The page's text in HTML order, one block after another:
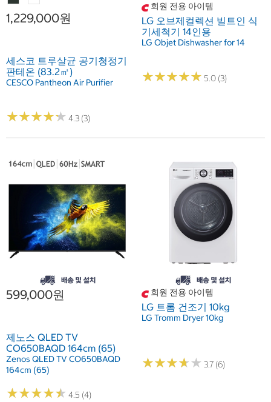
1,229,000원
세스코 트루살균 공기청정기
판테온 (83.2㎡)
CESCO Pantheon Air Purifier
★★★★★
★★★★★ 4.3 (3)
회원 전용 아이템
LG 오브제컬렉션 빌트인 식
기세척기 14인용
LG Objet Dishwasher for 14
★★★★★
★★★★★ 5.0 (3)
599,000원
제노스 QLED TV
CO650BAQD 164cm (65)
Zenos QLED TV CO650BAQD
164cm (65)
★★★★★
★★★★★ 4.5 (4)
회원 전용 아이템
LG 트롬 건조기 10kg
LG Tromm Dryer 10kg
★★★★★
★★★★★ 3.7 (6)